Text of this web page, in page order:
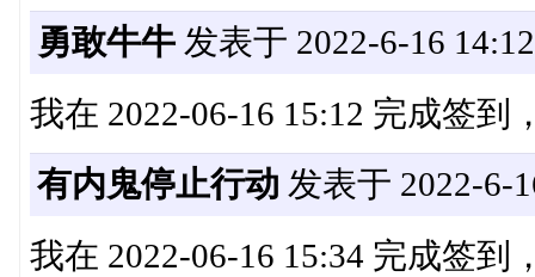
勇敢牛牛发表于 2022-6-16
我在 2022-06-16 15:12 完成签到
有内鬼停止行动 发表于 2022-6-
我在 2022-06-16 15:34 完成签到